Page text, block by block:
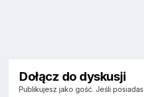
Dołącz do dyskusji
Publikujesz jako gość. Jeśli